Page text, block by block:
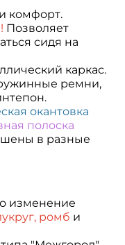
комфорт.
Позволяет
сидя на
каркас.
ремни,
окантовка
полоска
в разные
изменение
ромб и